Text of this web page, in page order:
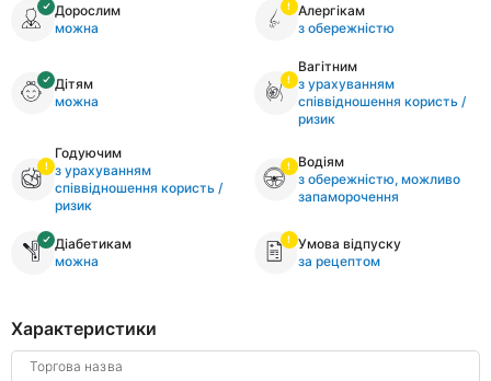
Дорослим
можна
Алергікам
з обережністю
Дітям
можна
Вагітним
з урахуванням
співвідношення користь /
ризик
Годуючим
з урахуванням
співвідношення користь /
ризик
Водіям
з обережністю, можливо
запаморочення
Діабетикам
можна
Умова відпуску
за рецептом
Характеристики
Торгова назва